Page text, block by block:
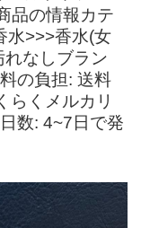
品の情報カテ
水>>>香水(女
なしブラン
の負担: 送料
らくメルカリ
数: 4~7日で発